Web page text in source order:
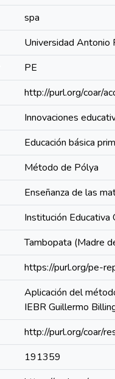
spa
Universidad Antonio
PE
http://purl.org/coar/
Innovaciones
Educación básica
Método de Pólya
Enseñanza de las
Institución Educativa
Tambopata (Madre
https://purl.org/pe-
Aplicación del
IEBR Guillermo
http://purl.org/coar/
191359